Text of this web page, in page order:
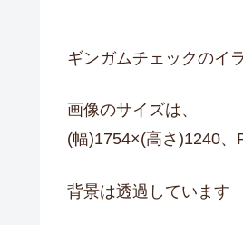
ギンガムチェックのイ
画像のサイズは、
(幅)1754×(高さ)1240、
背景は透過しています